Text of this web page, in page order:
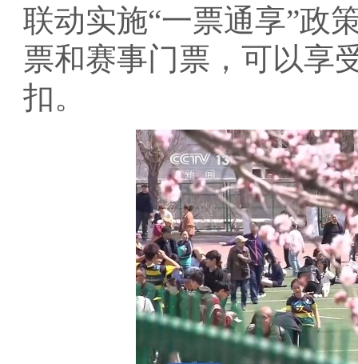
联动实施“一票通享”政
票和赛事门票，可以享
扣。